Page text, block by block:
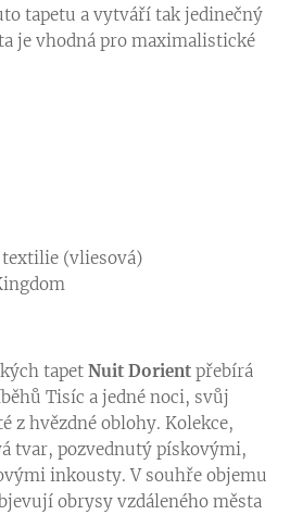
tapetu a vytváří tak jedinečný
je vhodná pro maximalistické
(vliesová)
tapet Nuit Dorient přebírá
Tisíc a jedné noci, svůj
z hvězdné oblohy. Kolekce,
tvar, pozvednutý pískovými,
inkousty. V souhře objemu
obrysy vzdáleného města